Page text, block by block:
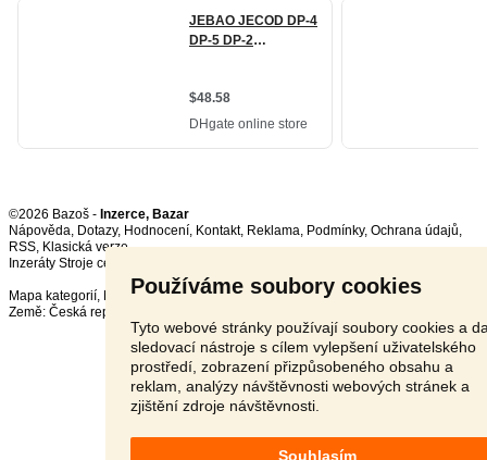
Používáme soubory cookies
Tyto webové stránky používají soubory cookies a
sledovací nástroje s cílem vylepšení uživatelského
prostředí, zobrazení přizpůsobeného obsahu a
reklam, analýzy návštěvnosti webových stránek a
zjištění zdroje návštěvnosti.
Souhlasím
©2026 Bazoš - Inzerce, Bazar
Nápověda, Dotazy, Hodnocení, Kontakt, Reklama, Podmínky, Ochrana údajů,
RSS,
Inzeráty Stroje celkem:
Mapa kategorií,
Nejvyhledávanější výrazy
Země: Česká republika